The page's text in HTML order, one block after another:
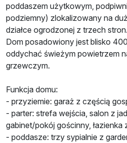
poddaszem użytkowym,
podziemny) zlokalizowany na
działce ogrodzonej z trzech stron.
Dom posadowiony jest blisko
oddychać świeżym powietrzem
grzewczym.
Funkcja domu:
- przyziemie: garaż z częścią
- parter: strefa wejścia, salon z
gabinet/pokój gościnny, łazienka
- poddasze: trzy sypialnie z